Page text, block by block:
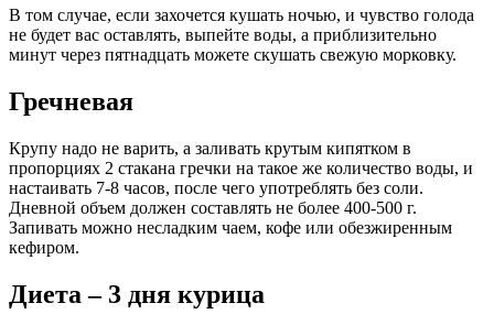
В том случае, если захочется кушать ночью, и чувство голода
не будет вас оставлять, выпейте воды, а приблизительно
минут через пятнадцать можете скушать свежую морковку.
Гречневая
Крупу надо не варить, а заливать крутым кипятком в
пропорциях 2 стакана гречки на такое же количество воды, и
настаивать 7-8 часов, после чего употреблять без соли.
Дневной объем должен составлять не более 400-500 г.
Запивать можно несладким чаем, кофе или обезжиренным
кефиром.
Диета – 3 дня курица